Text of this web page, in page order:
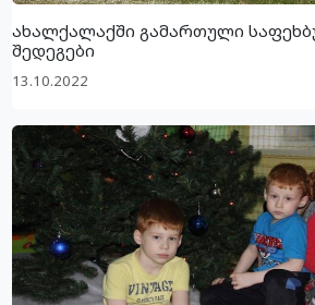
ახალქალაქში გამართული
შედეგები
13.10.2022